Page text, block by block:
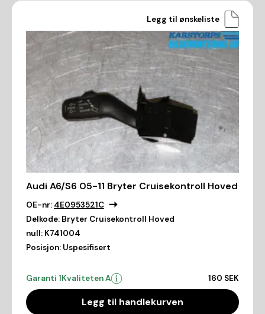
Legg til ønskeliste
Audi A6/S6 05-11 Bryter Cruisekontroll Hoved
OE-nr: 4E0953521C
Delkode: Bryter Cruisekontroll Hoved
null: K741004
Posisjon: Uspesifisert
Garanti 1Kvaliteten A 160 SEK
Legg til handlekurven